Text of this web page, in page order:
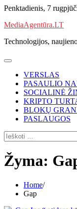
Skip
content
Penktadienis, 7
MediaAgentūra.LT
Technologijos,
VERSLAS
PASAULIO
SOCIALINĖ
KRIPTO
BLOKŲ
PASLAUGOS
Ieškoti:
Žyma:
Home
Gap